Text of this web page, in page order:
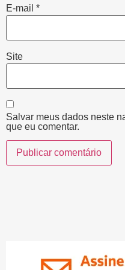
E-mail *
Site
Salvar meus dados neste
que eu comentar.